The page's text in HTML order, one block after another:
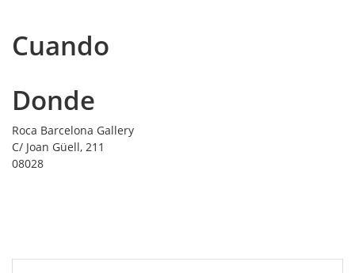
Cuando
Donde
Roca Barcelona Gallery
C/ Joan Güell, 211
08028